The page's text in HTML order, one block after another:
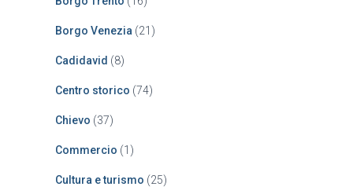
Borgo Venezia (21)
Cadidavid (8)
Centro storico (74)
Chievo (37)
Commercio (1)
Cultura e turismo (25)